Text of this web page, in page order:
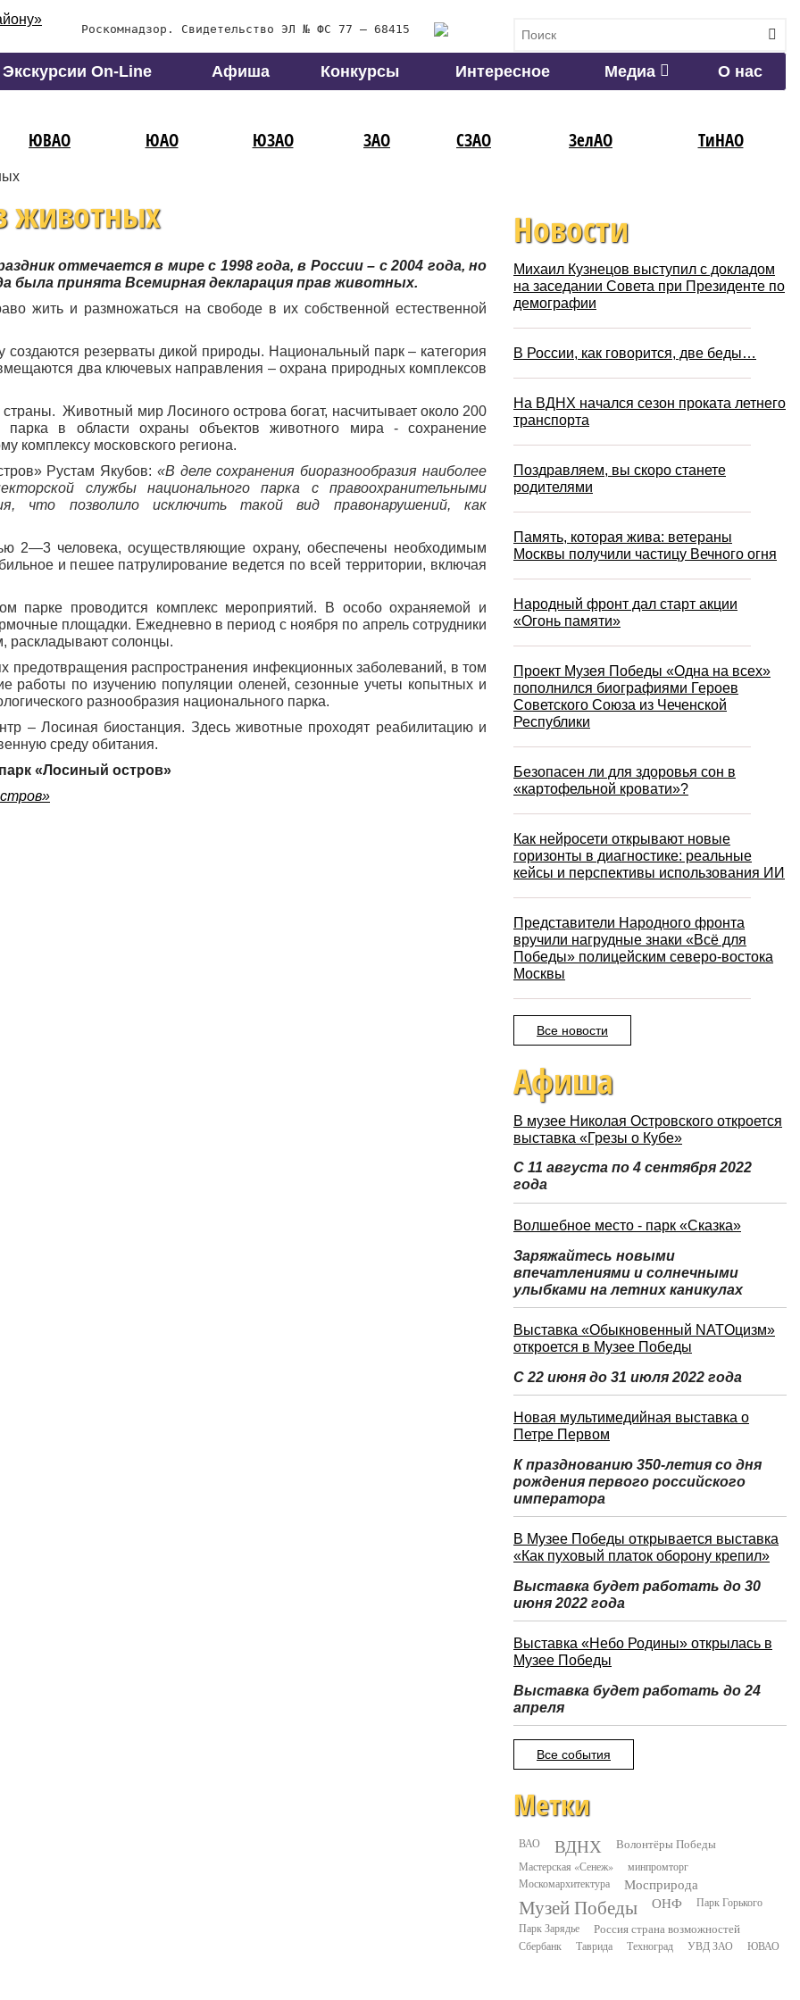
Роскомнадзор. Свидетельство ЭЛ № ФС 77 – 68415
Экскурсии On-Line Афиша Конкурсы Интересное Медиа О нас
ЮВАО ЮАО ЮЗАО ЗАО СЗАО ЗелАО ТиНАО
животных
отмечается в мире с 1998 года, в России – с 2004 года, но
была принята Всемирная декларация прав животных.
жить и размножаться на свободе в их собственной естественной
резерваты дикой природы. Национальный парк – категория
два ключевых направления – охрана природных комплексов
Животный мир Лосиного острова богат, насчитывает около 200
парка в области охраны объектов животного мира - сохранение
комплексу московского региона.
Рустам Якубов: «В деле сохранения биоразнообразия наиболее
службы национального парка с правоохранительными
что позволило исключить такой вид правонарушений, как
2—3 человека, осуществляющие охрану, обеспечены необходимым
и пешее патрулирование ведется по всей территории, включая
парке проводится комплекс мероприятий. В особо охраняемой и
площадки. Ежедневно в период с ноября по апрель сотрудники
раскладывают солонцы.
предотвращения распространения инфекционных заболеваний, в том
работы по изучению популяции оленей, сезонные учеты копытных и
разнообразия национального парка.
– Лосиная биостанция. Здесь животные проходят реабилитацию и
среду обитания.
«Лосиный остров»
Новости
Михаил Кузнецов выступил с докладом
на заседании Совета при Президенте по
демографии
В России, как говорится, две беды…
На ВДНХ начался сезон проката летнего
транспорта
Поздравляем, вы скоро станете
родителями
Память, которая жива: ветераны
Москвы получили частицу Вечного огня
Народный фронт дал старт акции
«Огонь памяти»
Проект Музея Победы «Одна на всех»
пополнился биографиями Героев
Советского Союза из Чеченской
Республики
Безопасен ли для здоровья сон в
«картофельной кровати»?
Как нейросети открывают новые
горизонты в диагностике: реальные
кейсы и перспективы использования ИИ
Представители Народного фронта
вручили нагрудные знаки «Всё для
Победы» полицейским северо-востока
Москвы
Все новости
Афиша
В музее Николая Островского откроется
выставка «Грезы о Кубе»
С 11 августа по 4 сентября 2022
года
Волшебное место - парк «Сказка»
Заряжайтесь новыми
впечатлениями и солнечными
улыбками на летних каникулах
Выставка «Обыкновенный NATOцизм»
откроется в Музее Победы
С 22 июня до 31 июля 2022 года
Новая мультимедийная выставка о
Петре Первом
К празднованию 350-летия со дня
рождения первого российского
императора
В Музее Победы открывается выставка
«Как пуховый платок оборону крепил»
Выставка будет работать до 30
июня 2022 года
Выставка «Небо Родины» открылась в
Музее Победы
Выставка будет работать до 24
апреля
Все события
Метки
ВАО ВДНХ Волонтёры Победы
Мастерская «Сенеж»
минпромторг
Москомархитектура
Мосприрода
Музей Победы ОНФ
Парк Горького
Парк Зарядье
Россия страна возможностей
Сбербанк Таврида Техноград УВД ЗАО ЮВАО